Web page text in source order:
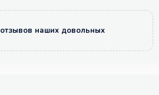
наших довольных